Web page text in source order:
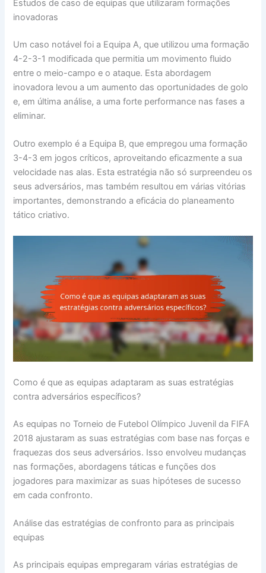
Estudos de caso de equipas que utilizaram formações
inovadoras
Um caso notável foi a Equipa A, que utilizou uma formação
4-2-3-1 modificada que permitia um movimento fluido
entre o meio-campo e o ataque. Esta abordagem
inovadora levou a um aumento das oportunidades de golo
e, em última análise, a uma forte performance nas fases a
eliminar.
Outro exemplo é a Equipa B, que empregou uma formação
3-4-3 em jogos críticos, aproveitando eficazmente a sua
velocidade nas alas. Esta estratégia não só surpreendeu os
seus adversários, mas também resultou em várias vitórias
importantes, demonstrando a eficácia do planeamento
tático criativo.
Como é que as equipas adaptaram as suas estratégias
contra adversários específicos?
As equipas no Torneio de Futebol Olímpico Juvenil da FIFA
2018 ajustaram as suas estratégias com base nas forças e
fraquezas dos seus adversários. Isso envolveu mudanças
nas formações, abordagens táticas e funções dos
jogadores para maximizar as suas hipóteses de sucesso
em cada confronto.
Análise das estratégias de confronto para as principais
equipas
As principais equipas empregaram várias estratégias de